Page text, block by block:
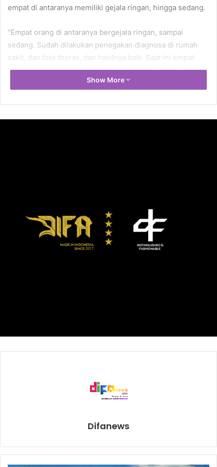
empat di antaranya memiliki gejala ringan, hingga sedang.
“Empat orang di antaranya bergejala ringan, sampai
sedang. Sudah dilakukan penegakan diagnosa di rumah
sakit, dan foto thorax, dan hasilnya baik. Saat ini empat
pasien tersebut sudah dinyatakan sembuh,” tutur Chori.
orang tersebut sudah menyelesaikan masa isolasi, dan
dinyatakan sembuh,” tandas Chori, ditemui di Kota Batu,
Langkah untuk tidak melakukan tes usap kedua terhadap
pasien yang sebelumnya terkonfirmasi positif Covid-19
dalam akun Youtube milik Al Izzah menyatakan bahwa
pihaknya telah melakukan karantina mandiri selama 14
dr Mulyadi Subarjo untuk menganalisis kesehatan santri
yang positif maupun negatif selama masa karantina.
Show More
Difanews